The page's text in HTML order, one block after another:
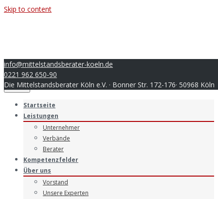
Skip to content
info@mittelstandsberater-koeln.de
0221 962 650-90
Die Mittelstandsberater Köln e.V. · Bonner Str. 172-176· 50968 Köln
Menu
Startseite
Leistungen
Unternehmer
Verbände
Berater
Kompetenzfelder
Über uns
Vorstand
Unsere Experten